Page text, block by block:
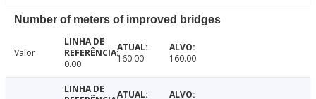
Number of meters of improved bridges
Valor
0.00
160.00 160.00